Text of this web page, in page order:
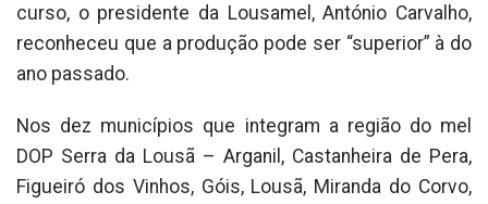
curso, o presidente da Lousamel, António Carvalho,
reconheceu que a produção pode ser “superior” à do
ano passado.
Nos dez municípios que integram a região do mel
DOP Serra da Lousã – Arganil, Castanheira de Pera,
Figueiró dos Vinhos, Góis, Lousã, Miranda do Corvo,